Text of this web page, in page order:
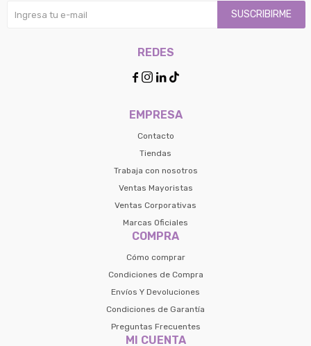
EMPRESA
Contacto
Tiendas
Trabaja con nosotros
Ventas Mayoristas
Ventas Corporativas
Marcas Oficiales
COMPRA
Cómo comprar
Condiciones de Compra
Envíos Y Devoluciones
Condiciones de Garantía
Preguntas Frecuentes
MI CUENTA
SUSCRIBIRME
REDES
   